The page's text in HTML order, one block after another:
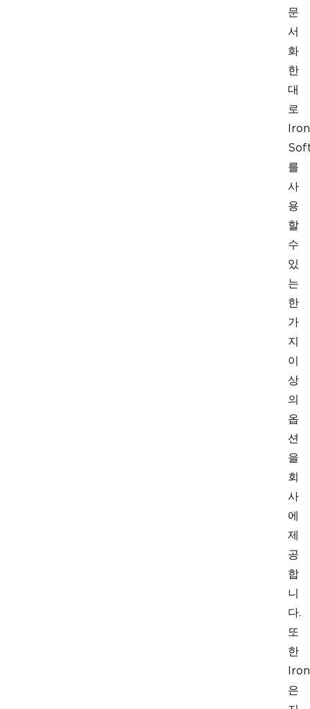
문
서
화
한
대
로
Iron
를
사
용
할
수
있
는
한
가
지
이
상
의
옵
션
을
회
사
에
제
공
합
니
다.
또
한
Iron
은